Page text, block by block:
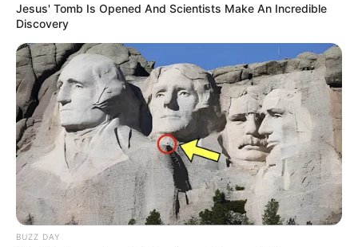
Jesus' Tomb Is Opened And Scientists Make An Incredible
Discovery
BUZZ DAY